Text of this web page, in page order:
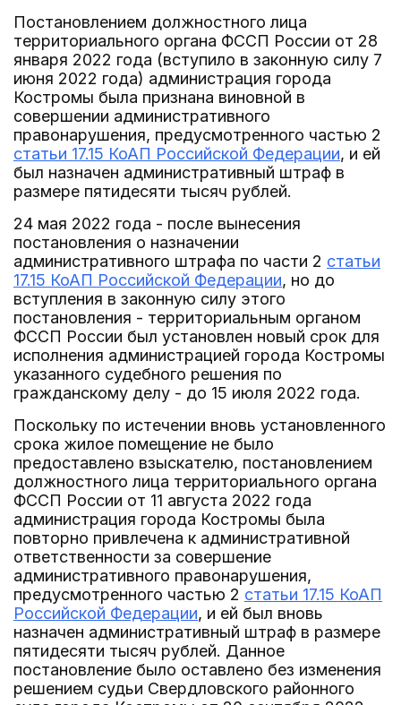
Постановлением должностного лица
территориального органа ФССП России от 28
января 2022 года (вступило в законную силу 7
июня 2022 года) администрация города
Костромы была признана виновной в
совершении административного
правонарушения, предусмотренного частью 2
статьи 17.15 КоАП Российской Федерации, и ей
был назначен административный штраф в
размере пятидесяти тысяч рублей.
24 мая 2022 года - после вынесения
постановления о назначении
административного штрафа по части 2 статьи
17.15 КоАП Российской Федерации, но до
вступления в законную силу этого
постановления - территориальным органом
ФССП России был установлен новый срок для
исполнения администрацией города Костромы
указанного судебного решения по
гражданскому делу - до 15 июля 2022 года.
Поскольку по истечении вновь установленного
срока жилое помещение не было
предоставлено взыскателю, постановлением
должностного лица территориального органа
ФССП России от 11 августа 2022 года
администрация города Костромы была
повторно привлечена к административной
ответственности за совершение
административного правонарушения,
предусмотренного частью 2 статьи 17.15 КоАП
Российской Федерации, и ей был вновь
назначен административный штраф в размере
пятидесяти тысяч рублей. Данное
постановление было оставлено без изменения
решением судьи Свердловского районного